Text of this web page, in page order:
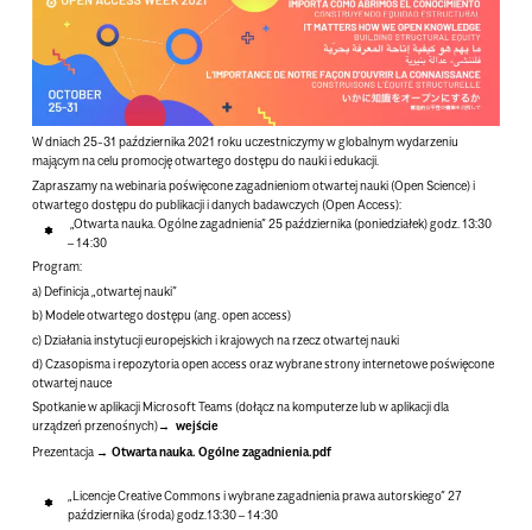
W dniach 25-31 października 2021 roku uczestniczymy w globalnym wydarzeniu
mającym na celu promocję otwartego dostępu do nauki i edukacji.
Zapraszamy nawebinariapoświęcone zagadnieniom otwartej nauki (Open Science) i
otwartego dostępu do publikacji i danych badawczych (Open Access):
„Otwarta nauka. Ogólne zagadnienia”25 października (poniedziałek) godz. 13:30
– 14:30
Program:
a) Definicja „otwartej nauki”
b) Modele otwartego dostępu (ang. open access)
c) Działania instytucji europejskich i krajowych na rzecz otwartej nauki
d) Czasopisma i repozytoria open access oraz wybrane strony internetowe poświęcone
otwartej nauce
Spotkanie w aplikacji Microsoft Teams (dołącz na komputerze lub w aplikacji dla
urządzeń przenośnych)
wejście
Prezentacja
Otwarta nauka. Ogólne zagadnienia.pdf
„Licencje Creative Commons i wybrane zagadnienia prawa autorskiego”27
października (środa) godz.13:30 – 14:30